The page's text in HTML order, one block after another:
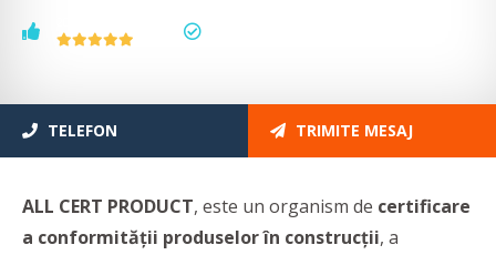
TELEFON TRIMITE MESAJ
ALL CERT PRODUCT, este un organism de certificare
a conformității produselor în construcții, a